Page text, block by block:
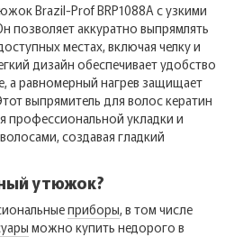
Brazil-Prof BRP1088A с узкими
позволяет аккуратно выпрямлять
местах, включая челку и
дизайн обеспечивает удобство
а равномерный нагрев защищает
выпрямитель для волос кератин
профессиональной укладки и
создавая гладкий
утюжок?
приборы, в том числе
можно купить недорого в